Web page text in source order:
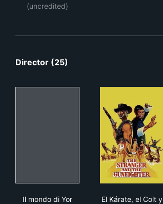
(uncredited)
Director (25)
Il mondo di Yor
El Kárate, el Colt y